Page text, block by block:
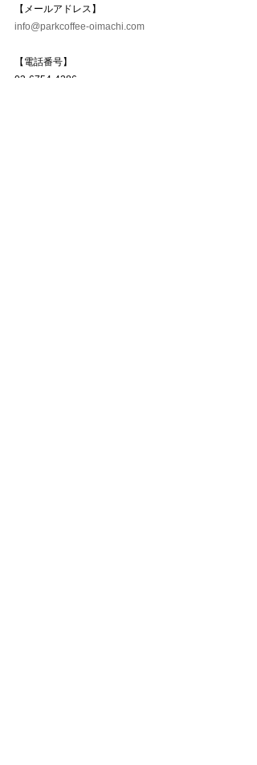
【メールアドレス】
info@parkcoffee-oimachi.com
【電話番号】
03-6754-4286